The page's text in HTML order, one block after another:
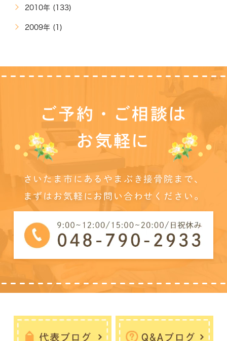
2010年 (133)
2009年 (1)
ご予約・ご相談は
お気軽に
さいたま市にあるやまぶき接骨院まで、
まずはお気軽にお問い合わせください。